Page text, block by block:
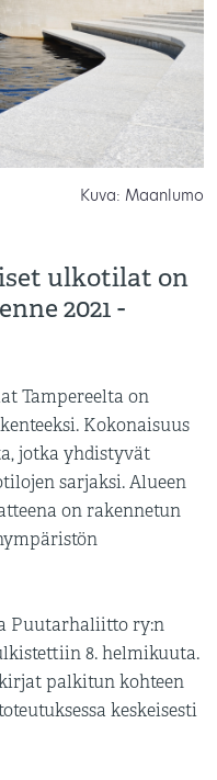
Kuva: Maanlumo
ulkotilat on
2021 -
Tampereelta on
Kokonaisuus
jotka yhdistyvät
sarjaksi. Alueen
on rakennetun
Puutarhaliitto ry:n
8. helmikuuta.
palkitun kohteen
keskeisesti